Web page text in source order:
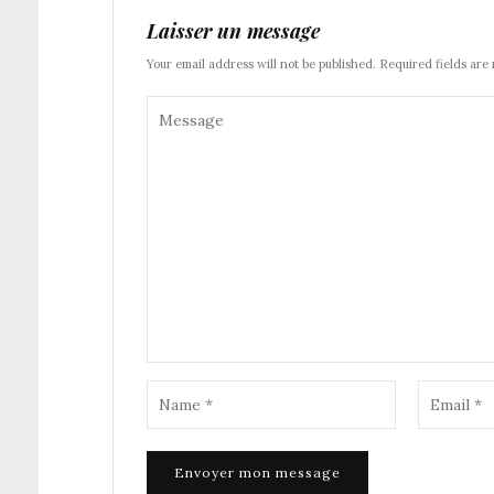
Laisser un message
Your email address will not be published. Required fields are